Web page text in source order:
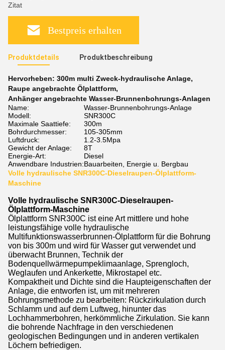
Zitat
Bestpreis erhalten
Produktdetails Produktbeschreibung
Hervorheben: 300m multi Zweck-hydraulische Anlage,
Raupe angebrachte Ölplattform,
Anhänger angebrachte Wasser-Brunnenbohrungs-Anlagen
Name:
Wasser-Brunnenbohrungs-Anlage
Modell:
SNR300C
Maximale Saattiefe:
300m
Bohrdurchmesser:
105-305mm
Luftdruck:
1.2-3.5Mpa
Gewicht der Anlage:
8T
Energie-Art:
Diesel
Anwendbare Industrien:Bauarbeiten, Energie u. Bergbau
Volle hydraulische SNR300C-Dieselraupen-Ölplattform-
Maschine
Volle hydraulische SNR300C-Dieselraupen-
Ölplattform-Maschine
Ölplattform SNR300C ist eine Art mittlere und hohe
leistungsfähige volle hydraulische
Multifunktionswasserbrunnen-Ölplattform für die Bohrung
von bis 300m und wird für Wasser gut verwendet und
überwacht Brunnen, Technik der
Bodenquellwärmepumpeklimaanlage, Sprengloch,
Weglaufen und Ankerkette, Mikrostapel etc.
Kompaktheit und Dichte sind die Haupteigenschaften der
Anlage, die entworfen ist, um mit mehreren
Bohrungsmethode zu bearbeiten: Rückzirkulation durch
Schlamm und auf dem Luftweg, hinunter das
Lochhammerbohren, herkömmliche Zirkulation. Sie kann
die bohrende Nachfrage in den verschiedenen
geologischen Bedingungen und in anderen vertikalen
Löchern befriedigen.